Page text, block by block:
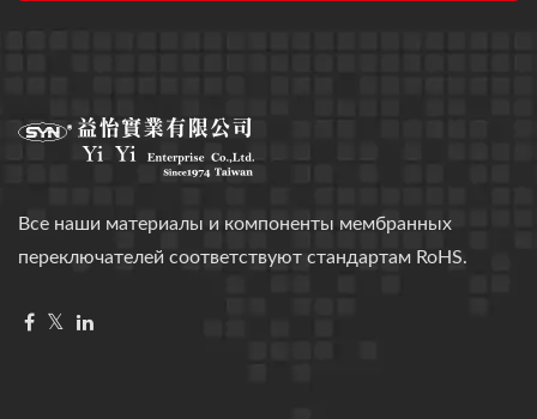
Все наши материалы и компоненты мембранных
переключателей соответствуют стандартам RoHS.